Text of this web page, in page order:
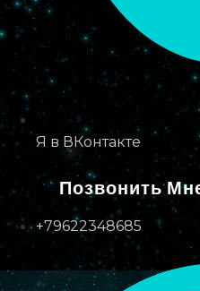
Я в ВКонтакте
Позвонить
+79622348685